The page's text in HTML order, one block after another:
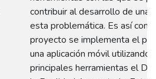
contribuir al desarrollo de una
esta problemática. Es así
proyecto se implementa el
una aplicación móvil utilizando
principales herramientas el